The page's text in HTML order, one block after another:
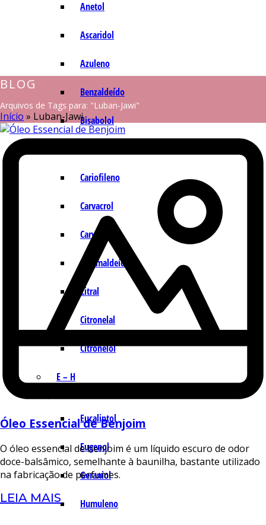
Anetol
Ascaridol
Azuleno
Benzaldeído
Bisabolol
Cariofileno
Carvacrol
Carvona
Cinamaldeído
Citral
Citronelal
Citronelol
E – H
Eucaliptol
Eugenol
Geraniol
Humuleno
BLOG
Arquivos de Tags para: "Luban-Jawi"
Início » Luban-Jawi
Óleo Essencial de Benjoim
O óleo essencial de benjoim é um líquido escuro de odor
doce-balsâmico, semelhante à baunilha, bastante utilizado
na fabricação de perfumes.
LEIA MAIS